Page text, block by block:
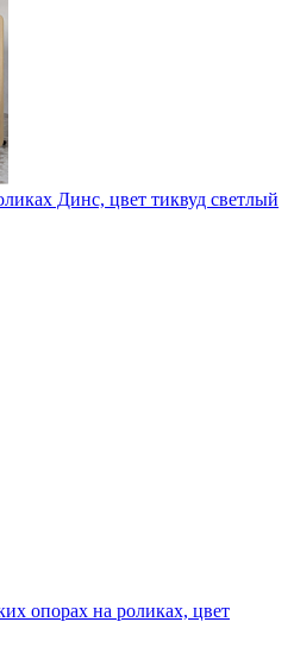
Динс, цвет тиквуд светлый
опорах на роликах, цвет